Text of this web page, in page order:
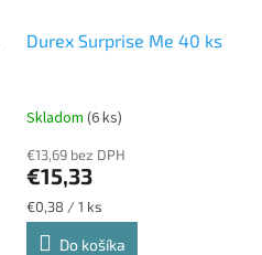
Durex Surprise Me 40 ks
Skladom (6 ks)
€13,69 bez DPH
€15,33
Jednotková
cena:
€0,38 / 1 ks
Do košíka